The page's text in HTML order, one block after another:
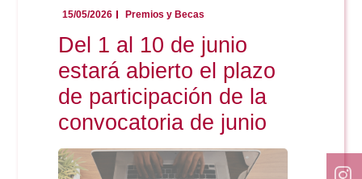
15/05/2026 Premios y Becas
Del 1 al 10 de junio
estará abierto el plazo
de participación de la
convocatoria de junio